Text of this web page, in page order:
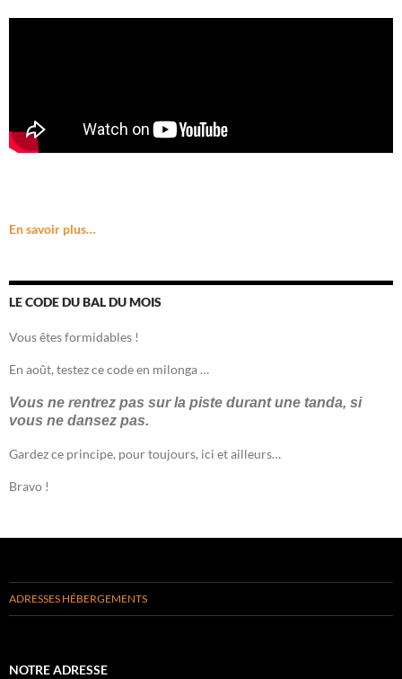
En savoir plus…
LE CODE DU BAL DU MOIS
Vous êtes formidables !
En août, testez ce code en milonga …
Vous ne rentrez pas sur la piste durant une tanda, si
vous ne dansez pas.
Gardez ce principe, pour toujours, ici et ailleurs…
Bravo !
ADRESSES HÉBERGEMENTS
NOTRE ADRESSE